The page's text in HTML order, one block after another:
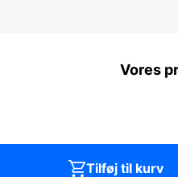
Tilføj til kurv